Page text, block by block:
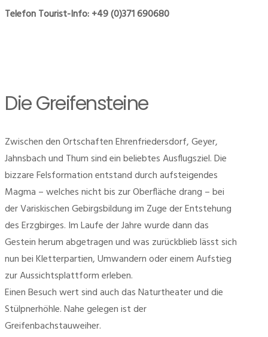
Telefon Tourist-Info: +49 (0)371 690680
Die Greifensteine
Zwischen den Ortschaften Ehrenfriedersdorf, Geyer,
Jahnsbach und Thum sind ein beliebtes Ausflugsziel. Die
bizzare Felsformation entstand durch aufsteigendes
Magma – welches nicht bis zur Oberfläche drang – bei
der Variskischen Gebirgsbildung im Zuge der Entstehung
des Erzgbirges. Im Laufe der Jahre wurde dann das
Gestein herum abgetragen und was zurückblieb lässt sich
nun bei Kletterpartien, Umwandern oder einem Aufstieg
zur Aussichtsplattform erleben.
Einen Besuch wert sind auch das Naturtheater und die
Stülpnerhöhle. Nahe gelegen ist der
Greifenbachstauweiher.